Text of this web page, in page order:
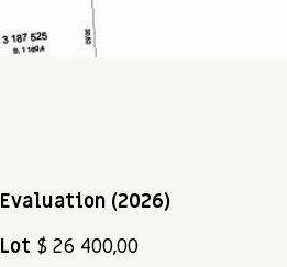
Evaluation (2026)
Lot $ 26 400,00